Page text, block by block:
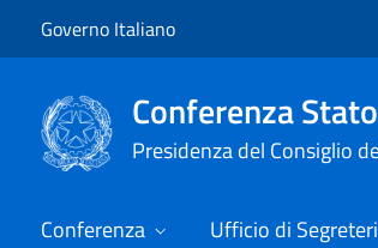
Governo Italiano
Conferenza
Presidenza del Consiglio
Conferenza Ufficio di